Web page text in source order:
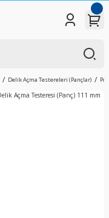
Delik Açma Testereleri (Pançlar)